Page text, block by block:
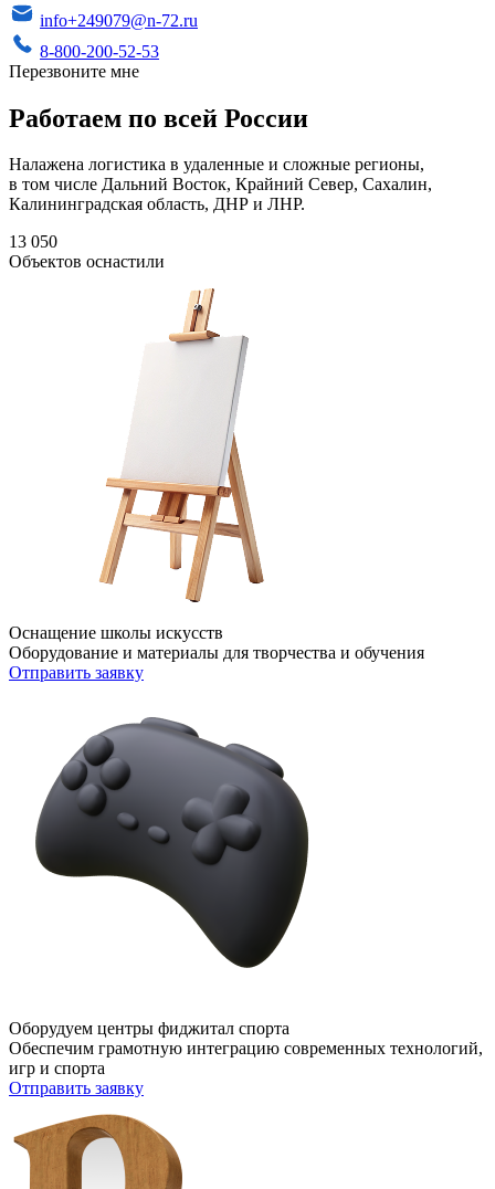
info+249079@n-72.ru
8-800-200-52-53
Перезвоните мне
Работаем по всей России
Налажена логистика в удаленные и сложные регионы,
в том числе Дальний Восток, Крайний Север, Сахалин,
Калининградская область, ДНР и ЛНР.
13 050
Объектов оснастили
Оснащение школы искусств
Оборудование и материалы для творчества и обучения
Отправить заявку
Оборудуем центры фиджитал спорта
Обеспечим грамотную интеграцию современных технологий,
игр и спорта
Отправить заявку